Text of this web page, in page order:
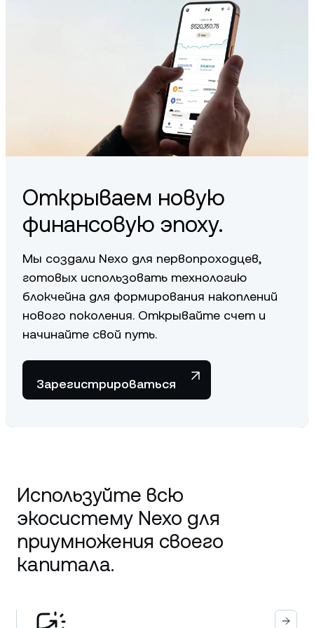
Открываем новую
финансовую эпоху.
Мы создали Nexo для первопроходцев,
готовых использовать технологию
блокчейна для формирования накоплений
нового поколения. Открывайте счет и
начинайте свой путь.
Зарегистрироваться
Используйте всю
экосистему Nexo для
приумножения своего
капитала.